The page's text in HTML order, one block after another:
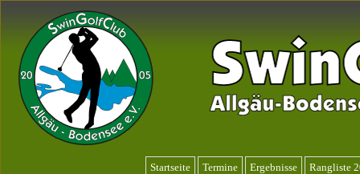
Startseite Termine Ergebnisse Rangliste